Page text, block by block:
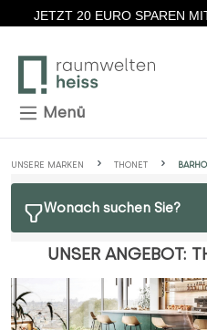
Zum Hauptinhalt springen
JETZT 20 EURO SPAREN
Menü
UNSERE MARKEN THONET
Wonach suchen Sie?
UNSER ANGEBOT: